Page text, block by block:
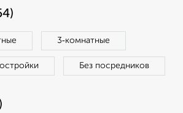
3‑комнатные
Без посредников